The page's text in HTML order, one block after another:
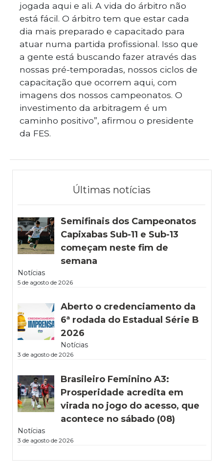
jogada aqui e ali. A vida do árbitro não
está fácil. O árbitro tem que estar cada
dia mais preparado e capacitado para
atuar numa partida profissional. Isso que
a gente está buscando fazer através das
nossas pré-temporadas, nossos ciclos de
capacitação que ocorrem aqui, com
imagens dos nossos campeonatos. O
investimento da arbitragem é um
caminho positivo”, afirmou o presidente
da FES.
Últimas notícias
Semifinais dos Campeonatos
Capixabas Sub-11 e Sub-13
começam neste fim de
semana
Notícias
5 de agosto de 2026
Aberto o credenciamento da
6ª rodada do Estadual Série B
2026
Notícias
3 de agosto de 2026
Brasileiro Feminino A3:
Prosperidade acredita em
virada no jogo do acesso, que
acontece no sábado (08)
Notícias
3 de agosto de 2026